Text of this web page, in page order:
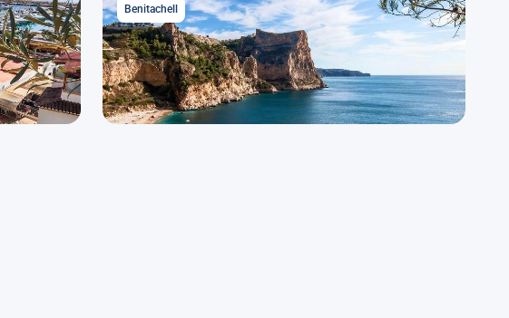
Benitachell Benitachell
Descubrir Benitachell
3 alojamientos disponibles